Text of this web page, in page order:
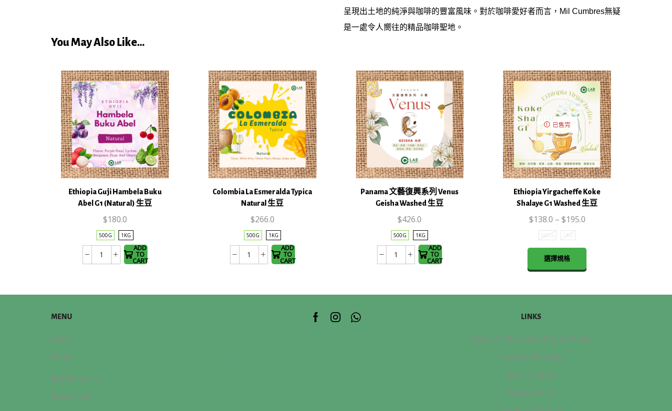
呈現出土地的純淨與咖啡的豐富風味。對於咖啡愛好者而言， Mil Cumbres無疑
是一處令人嚮往的精品咖啡聖地。
You May Also Like...
Ethiopia Guji Hambela Buku
Abel G1 (Natural) 生豆
$180.0
500G 1KG
Ethiopia
Buku
ADD
TO
CART
This
product
multiple
variants.
The
options
on the
Colombia La Esmeralda Typica
Natural 生豆
$266.0
500G 1KG
Colombia
Typica
ADD
TO
CART
This
product
multiple
variants.
The
options
on the
Panama 文藝復興系列 Venus
Geisha Washed 生豆
$426.0
500G 1KG
Panama
復
ADD
TO
CART
This
product
multiple
variants.
The
options
on the
已售完
Ethiopia Yirgacheffe Koke
Shalaye G1 Washed 生豆
$138.0 – $195.0
500G 1KG
選擇規格
This
has
variants.
be
MENU
Home
Shop
IMF Roasters
Wholesale
Facebook
Instagram
Whatsapp
LINKS
Payment Method & Return Policy
Delivery Methods
Return Policy
Privacy Policy